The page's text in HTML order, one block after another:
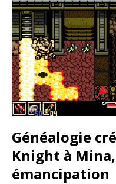
Généalogie
Knight à
émancipation